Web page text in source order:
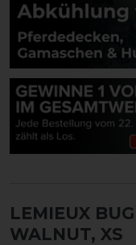
LEMIEUX
WALNUT, XS